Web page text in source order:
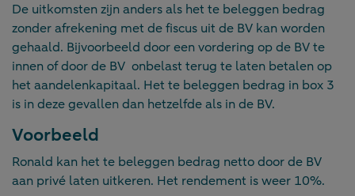
De uitkomsten zijn anders als het te beleggen bedrag
zonder afrekening met de fiscus uit de BV kan worden
gehaald. Bijvoorbeeld door een vordering op de BV te
innen of door de BV onbelast terug te laten betalen op
het aandelenkapitaal. Het te beleggen bedrag in box 3
is in deze gevallen dan hetzelfde als in de BV.
Voorbeeld
Ronald kan het te beleggen bedrag netto door de BV
aan privé laten uitkeren. Het rendement is weer 10%.